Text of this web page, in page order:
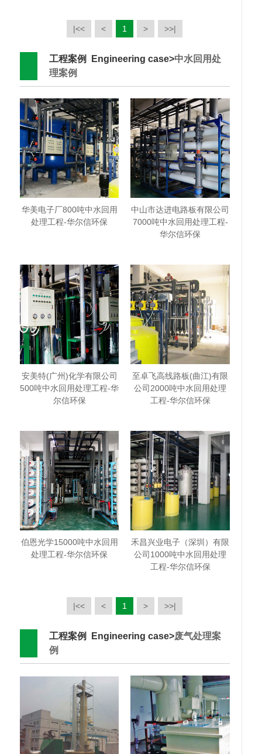
|<< < 1 > >>|
工程案例 Engineering case>中水回用处
理案例
华美电子厂800吨中水回用
处理工程-华尔信环保
中山市达进电路板有限公司
7000吨中水回用处理工程-
华尔信环保
安美特(广州)化学有限公司
500吨中水回用处理工程-华
尔信环保
至卓飞高线路板(曲江)有限
公司2000吨中水回用处理
工程-华尔信环保
伯恩光学15000吨中水回用
处理工程-华尔信环保
禾昌兴业电子（深圳）有限
公司1000吨中水回用处理
工程-华尔信环保
|<< < 1 > >>|
工程案例 Engineering case>废气处理案
例